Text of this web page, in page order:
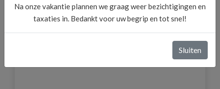
UITGEBREID GARANTIE
Na onze vakantie plannen we graag weer bezichtigingen en
taxaties in. Bedankt voor uw begrip en tot snel!
Sluiten